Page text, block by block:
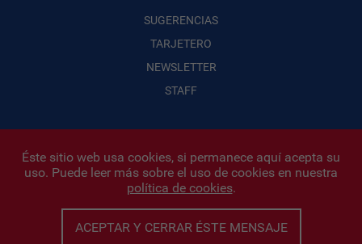
SUGERENCIAS
TARJETERO
NEWSLETTER
STAFF
Infonegocios 2026| INFONEGOCIOS S.A. · CUIT: 30710438486 |
Políticas de Privacidad|Protección de datos personales
Iñigo Biain
Este sitio esta protegido por Google reCAPTCHA y conPolíticas de
Éste sitio web usa cookies, si permanece aquí acepta su
uso. Puede leer más sobre el uso de cookies en nuestra
política de cookies.
ACEPTAR Y CERRAR ÉSTE MENSAJE